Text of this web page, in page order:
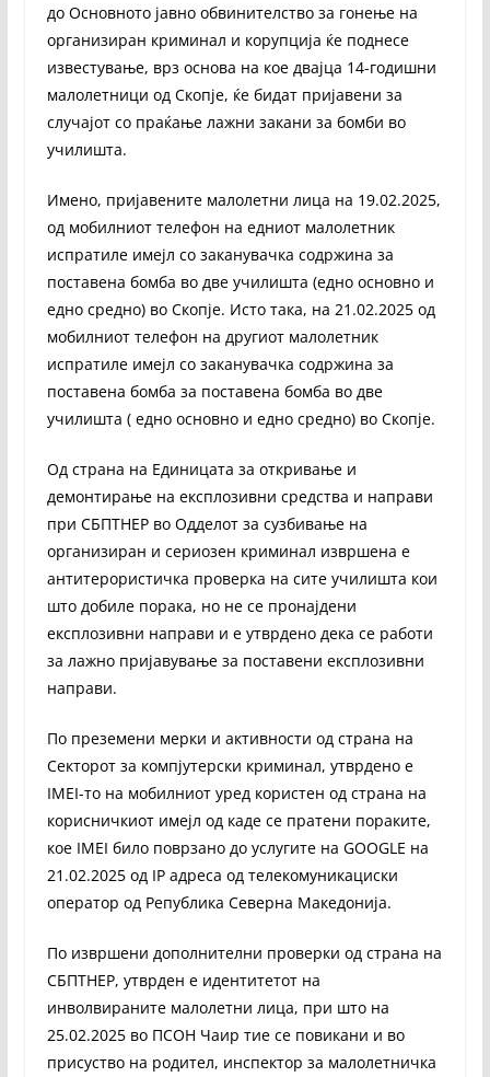
до Основното јавно обвинителство за гонење на
организиран криминал и корупција ќе поднесе
известување, врз основа на кое двајца 14-годишни
малолетници од Скопје, ќе бидат пријавени за
случајот со праќање лажни закани за бомби во
училишта.
Имено, пријавените малолетни лица на 19.02.2025,
од мобилниот телефон на едниот малолетник
испратиле имејл со заканувачка содржина за
поставена бомба во две училишта (едно основно и
едно средно) во Скопје. Исто така, на 21.02.2025 од
мобилниот телефон на другиот малолетник
испратиле имејл со заканувачка содржина за
поставена бомба за поставена бомба во две
училишта ( едно основно и едно средно) во Скопје.
Од страна на Единицата за откривање и
демонтирање на експлозивни средства и направи
при СБПТНЕР во Одделот за сузбивање на
организиран и сериозен криминал извршена е
антитерористичка проверка на сите училишта кои
што добиле порака, но не се пронајдени
експлозивни направи и е утврдено дека се работи
за лажно пријавување за поставени експлозивни
направи.
По преземени мерки и активности од страна на
Секторот за компјутерски криминал, утврдено е
IMEI-то на мобилниот уред користен од страна на
корисничкиот имејл од каде се пратени пораките,
кое IMEI било поврзано до услугите на GOOGLE на
21.02.2025 од IP адреса од телекомуникациски
оператор од Република Северна Македонија.
По извршени дополнителни проверки од страна на
СБПТНЕР, утврден е идентитетот на
инволвираните малолетни лица, при што на
25.02.2025 во ПСОН Чаир тие се повикани и во
присуство на родител, инспектор за малолетничка